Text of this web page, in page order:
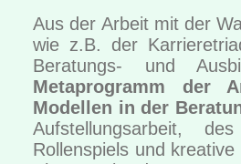
Aus der Arbeit mit der
wie z.B. der
Beratungs- und
Metaprogramm der
Modellen in der
Aufstellungsarbeit,
Rollenspiels und